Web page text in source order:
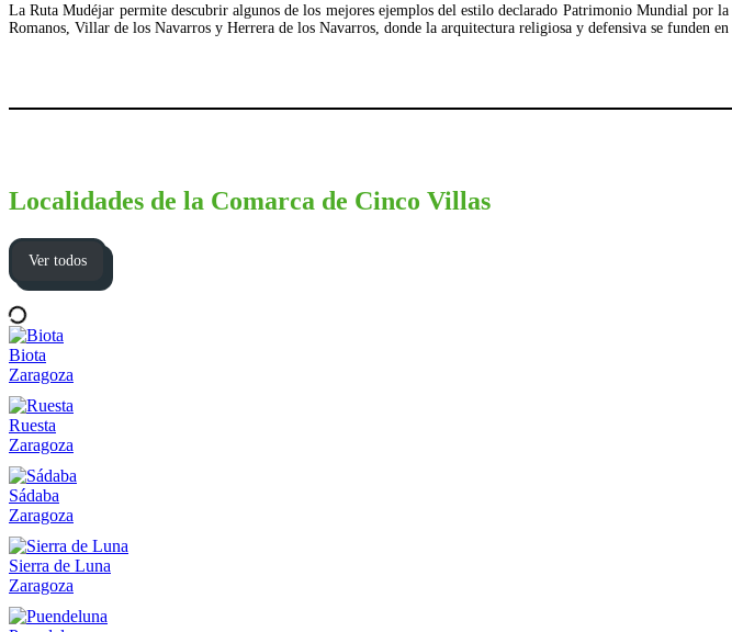
La Ruta Mudéjar permite descubrir algunos de los mejores ejemplos del estilo declarado Patrimonio Mundial por
Romanos, Villar de los Navarros y Herrera de los Navarros, donde la arquitectura religiosa y defensiva se funden en
Localidades de la Comarca de Cinco Villas
Ver todos
Biota
Zaragoza
Ruesta
Zaragoza
Sádaba
Zaragoza
Sierra de Luna
Zaragoza